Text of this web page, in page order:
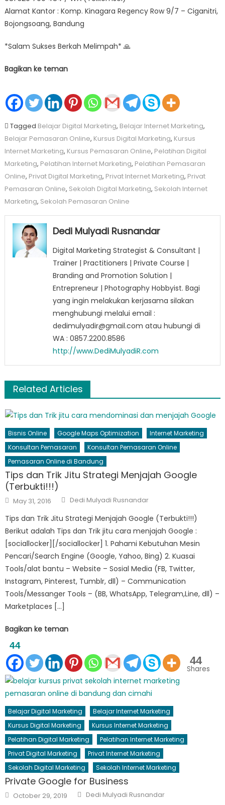
Alamat Kantor : Komp. Kinagara Regency Row 9/7 – Ciganitri,
Bojongsoang, Bandung
*Salam Sukses Berkah Melimpah* 🙏
Bagikan ke teman
Tagged Belajar Digital Marketing, Belajar Internet Marketing,
Belajar Pemasaran Online, Kursus Digital Marketing, Kursus
Internet Marketing, Kursus Pemasaran Online, Pelatihan Digital
Marketing, Pelatihan Internet Marketing, Pelatihan Pemasaran
Online, Privat Digital Marketing, Privat Internet Marketing, Privat
Pemasaran Online, Sekolah Digital Marketing, Sekolah Internet
Marketing, Sekolah Pemasaran Online
Dedi Mulyadi Rusnandar
Digital Marketing Strategist & Consultant |
Trainer | Practitioners | Private Course |
Branding and Promotion Solution |
Entrepreneur | Photography Hobbyist. Bagi
yang ingin melakukan kerjasama silakan
menghubungi melalui email :
dedimulyadir@gmail.com atau hubungi di
WA : 0857.2200.8586
http://www.DediMulyadiR.com
Related Articles
Bisnis Online Google Maps Optimization
Internet Marketing
Konsultan Pemasaran
Konsultan Pemasaran Online
Pemasaran Online di Bandung
Tips dan Trik Jitu Strategi Menjajah Google
(Terbukti!!!)
Posted
on
May 31, 2016 Author
Dedi Mulyadi Rusnandar
Tips dan Trik Jitu Strategi Menjajah Google (Terbukti!!!)
Berikut adalah Tips dan Trik jitu cara menjajah Google :
[sociallocker][/sociallocker] 1. Pahami Kebutuhan Mesin
Pencari/Search Engine (Google, Yahoo, Bing) 2. Kuasai
Tools/alat bantu – Website – Sosial Media (FB, Twitter,
Instagram, Pinterest, Tumblr, dll) – Communication
Tools/Messanger Tools – (BB, WhatsApp, Telegram,Line, dll) –
Marketplaces […]
Bagikan ke teman
44
44
Shares
Belajar Digital Marketing
Belajar Internet Marketing
Kursus Digital Marketing
Kursus Internet Marketing
Pelatihan Digital Marketing
Pelatihan Internet Marketing
Privat Digital Marketing
Privat Internet Marketing
Sekolah Digital Marketing
Sekolah Internet Marketing
Private Google for Business
Posted
on
October 29, 2019 Author
Dedi Mulyadi Rusnandar